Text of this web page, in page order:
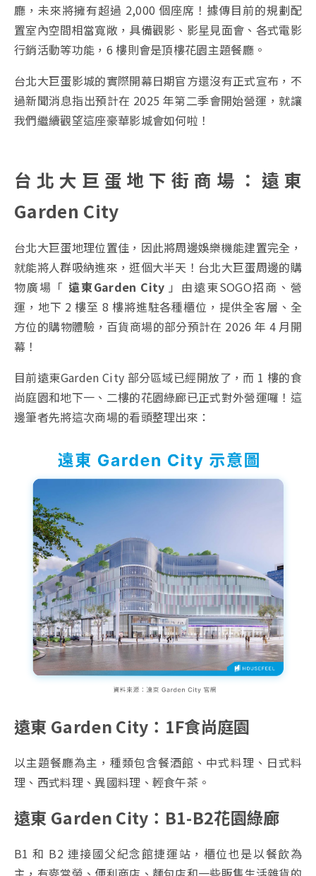
廳，未來將擁有超過 2,000 個座席！據傳目前的規劃配
置室內空間相當寬敞，具備觀影、影星見面會、各式電影
行銷活動等功能，6 樓則會是頂樓花園主題餐廳。
台北大巨蛋影城的實際開幕日期官方還沒有正式宣布，不
過新聞消息指出預計在 2025 年第二季會開始營運，就讓
我們繼續觀望這座豪華影城會如何啦！
台北大巨蛋地下街商場：遠東
Garden City
台北大巨蛋地理位置佳，因此將周邊娛樂機能建置完全，
就能將人群吸納進來，逛個大半天！台北大巨蛋周邊的購
物廣場「 遠東Garden City 」由遠東SOGO招商、營
運，地下 2 樓至 8 樓將進駐各種櫃位，提供全客層、全
方位的購物體驗，百貨商場的部分預計在 2026 年 4 月開
幕！
目前遠東Garden City 部分區域已經開放了，而 1 樓的食
尚庭園和地下一、二樓的花園綠廊已正式對外營運囉！這
邊筆者先將這次商場的看頭整理出來：
遠東 Garden City：1F食尚庭園
以主題餐廳為主，種類包含餐酒館、中式料理、日式料
理、西式料理、異國料理、輕食午茶。
遠東 Garden City：B1-B2花園綠廊
B1 和 B2 連接國父紀念館捷運站，櫃位也是以餐飲為